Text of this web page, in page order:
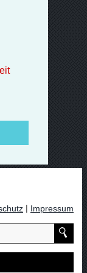
| Impressum